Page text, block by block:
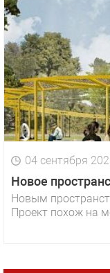
04 сентября
Новое
Новым
Проект похож на